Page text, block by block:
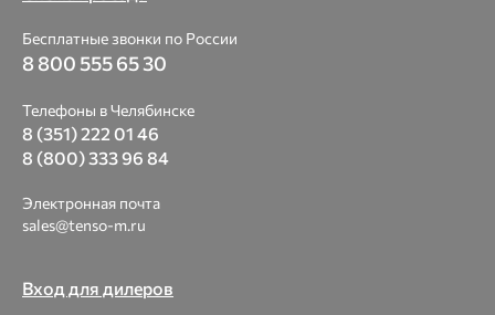
Бесплатные звонки по России
8 800 555 65 30
Телефоны в Челябинске
8 (351) 222 01 46
8 (800) 333 96 84
Электронная почта
sales@tenso-m.ru
Вход для дилеров